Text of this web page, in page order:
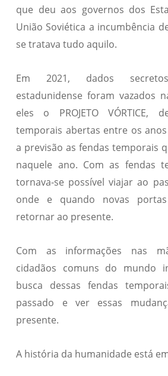
que deu aos governos dos
União Soviética a incumbência
se tratava tudo aquilo.
Em 2021, dados
estadunidense foram vazados
eles o PROJETO VÓRTICE,
temporais abertas entre os
a previsão as fendas temporais
naquele ano. Com as fendas
tornava-se possível viajar ao
onde e quando novas
retornar ao presente.
Com as informações nas
cidadãos comuns do mundo
busca dessas fendas
passado e ver essas
presente.
A história da humanidade está